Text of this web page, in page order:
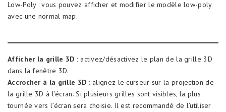
Low-Poly : vous pouvez afficher et modifier le modèle low-poly
avec une normal map.
Afficher la grille 3D :activez/désactivez le plan de la grille 3D
dans la fenêtre 3D.
Accrocher à la grille 3D :alignez le curseur sur la projection de
la grille 3D à l’écran. Si plusieurs grilles sont visibles, la plus
tournée vers l’écran sera choisie. Il est recommandé de l’utiliser